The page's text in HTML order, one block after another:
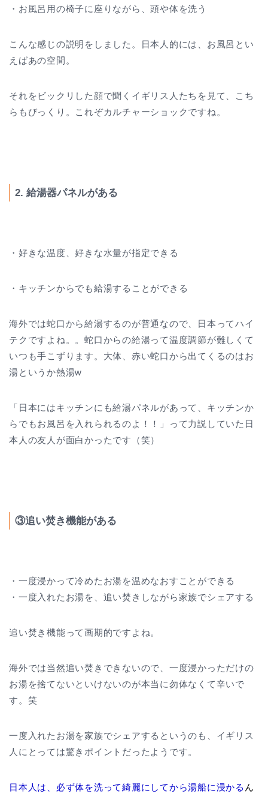
・お風呂用の椅子に座りながら、頭や体を洗う
こんな感じの説明をしました。日本人的には、お風呂とい
えばあの空間。
それをビックリした顔で聞くイギリス人たちを見て、こち
らもびっくり。これぞカルチャーショックですね。
2. 給湯器パネルがある
・好きな温度、好きな水量が指定できる
・キッチンからでも給湯することができる
海外では蛇口から給湯するのが普通なので、日本ってハイ
テクですよね。。蛇口からの給湯って温度調節が難しくて
いつも手こずります。大体、赤い蛇口から出てくるのはお
湯というか熱湯w
「日本にはキッチンにも給湯パネルがあって、キッチンか
らでもお風呂を入れられるのよ！！」って力説していた日
本人の友人が面白かったです（笑）
③追い焚き機能がある
・一度浸かって冷めたお湯を温めなおすことができる
・一度入れたお湯を、追い焚きしながら家族でシェアする
追い焚き機能って画期的ですよね。
海外では当然追い焚きできないので、一度浸かっただけの
お湯を捨てないといけないのが本当に勿体なくて辛いで
す。笑
一度入れたお湯を家族でシェアするというのも、イギリス
人にとっては驚きポイントだったようです。
日本人は、必ず体を洗って綺麗にしてから湯船に浸かる ん